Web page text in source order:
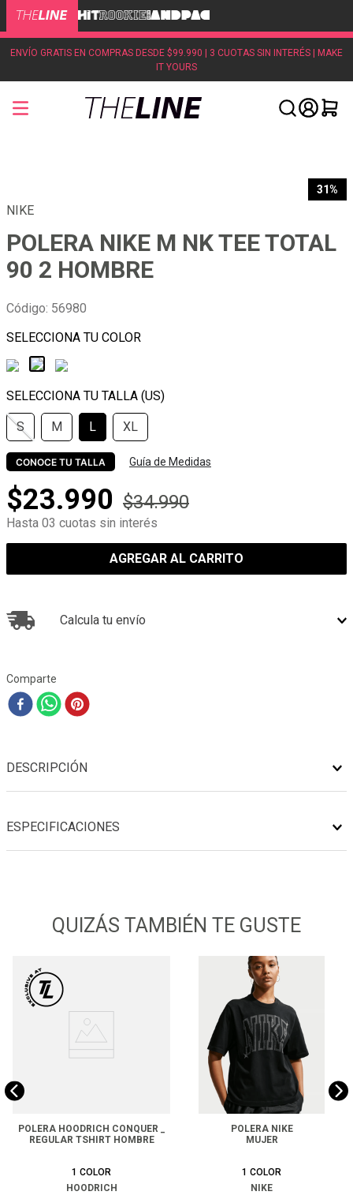
ENVÍO GRATIS EN COMPRAS DESDE $99.990 | 3 CUOTAS SIN INTERÉS | MAKE
IT YOURS
31%
NIKE
POLERA NIKE M NK TEE TOTAL
90 2 HOMBRE
Código: 56980
S M L XL
CONOCE TU TALLA Guía de Medidas
$23.990 $34.990
Hasta 03 cuotas sin interés
AGREGAR AL CARRITO
Calcula tu envío
Comparte
DESCRIPCIÓN
ESPECIFICACIONES
QUIZÁS TAMBIÉN TE GUSTE
POLERA HOODRICH CONQUER _
REGULAR TSHIRT HOMBRE
1 COLOR
HOODRICH
POLERA NIKE
MUJER
1 COLOR
NIKE